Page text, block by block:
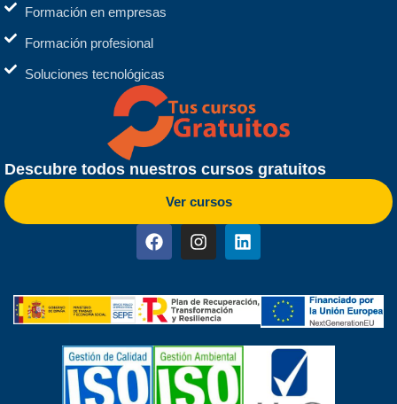
Formación en empresas
Formación profesional
Soluciones tecnológicas
Descubre todos nuestros cursos gratuitos
Ver cursos